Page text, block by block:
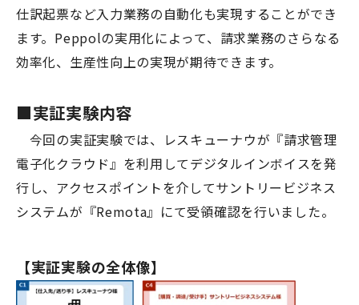
仕訳起票など入力業務の自動化も実現することができ
ます。Peppolの実用化によって、請求業務のさらなる
効率化、生産性向上の実現が期待できます。
■実証実験内容
今回の実証実験では、レスキューナウが『請求管理
電子化クラウド』を利用してデジタルインボイスを発
行し、アクセスポイントを介してサントリービジネス
システムが『Remota』にて受領確認を行いました。
【実証実験の全体像】